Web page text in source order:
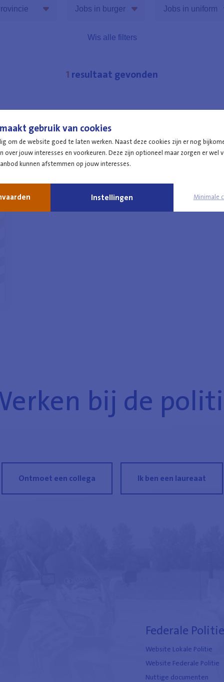
gebruik van cookies
om de website goed te laten werken. Naast deze cookies zijn er nog
over jouw interesses en voorkeuren. Deze zijn optioneel maar zorgen er wel
kunnen afstemmen op jouw interesses.
Instellingen Minimale
West-Vlaanderen
Jobs in burger
Niveau A
Niveau C
Jobs in uniform
1 resultaat gevonden
bij de
Ontmoet een collega Ik ben een laureaat
Federale Politie
Website Lokale Politie
Website Federale Politie
Nuttige documenten